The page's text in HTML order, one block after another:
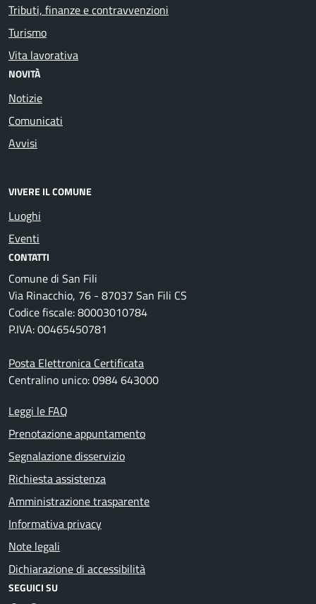
Tributi, finanze e contravvenzioni
Turismo
Vita lavorativa
NOVITÀ
Notizie
Comunicati
Avvisi
VIVERE IL COMUNE
Luoghi
Eventi
CONTATTI
Comune di San Fili
Via Rinacchio, 76 - 87037 San Fili CS
Codice fiscale: 80003010784
P.IVA: 00465450781
Posta Elettronica Certificata
Centralino unico: 0984 643000
Leggi le FAQ
Prenotazione appuntamento
Segnalazione disservizio
Richiesta assistenza
Amministrazione trasparente
Informativa privacy
Note legali
Dichiarazione di accessibilità
SEGUICI SU